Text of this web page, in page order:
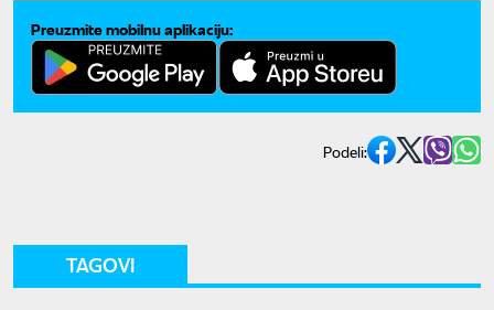
Preuzmite mobilnu aplikaciju:
Podeli:
TAGOVI